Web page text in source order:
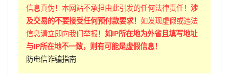
信息真伪！本网站不承担由此引发的任何法律责任！ 涉
及交易的不要接受任何预付款要求！ 如发现虚假或违法
信息请立即向我们举报！ 如IP所在地为外省且填写地址
与IP所在地不一致，则有可能是虚假信息！
防电信诈骗指南